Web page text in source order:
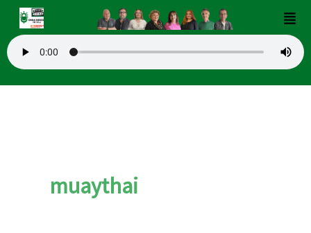
contenido
muaythai
Buscar
por: